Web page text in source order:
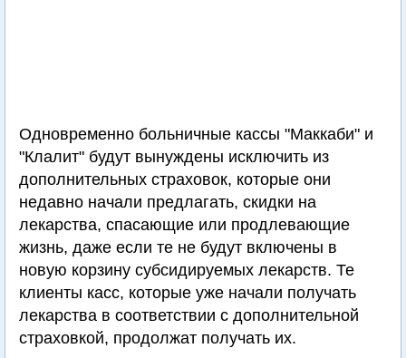
Одновременно больничные кассы "Маккаби" и
"Клалит" будут вынуждены исключить из
дополнительных страховок, которые они
недавно начали предлагать, скидки на
лекарства, спасающие или продлевающие
жизнь, даже если те не будут включены в
новую корзину субсидируемых лекарств. Те
клиенты касс, которые уже начали получать
лекарства в соответствии с дополнительной
страховкой, продолжат получать их.